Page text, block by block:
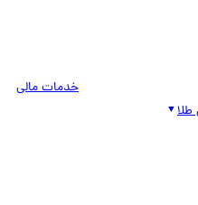
خدمات مالی